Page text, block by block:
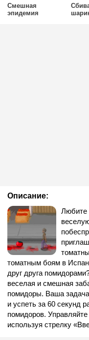
Описание:
Любите
томатным боям в
друг друга
веселая и смешная
помидоры. Ваша задача
и успеть за 60 секунд
помидоров.
используя стрелку
Смешная
эпидемия